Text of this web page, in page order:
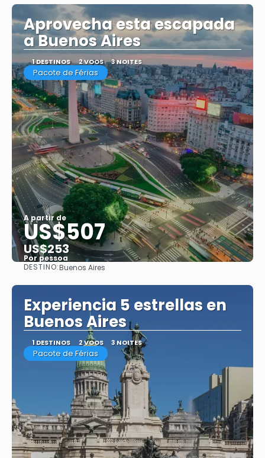
Aprovecha esta escapada
a Buenos Aires
1 DESTINOS 2 VOOS 3 NOITES
Pacote de Férias
A partir de
US$507
US$253
Por pessoa
DESTINO:Buenos Aires
Experiencia 5 estrellas en
Buenos Aires
1 DESTINOS 2 VOOS 3 NOITES
Pacote de Férias